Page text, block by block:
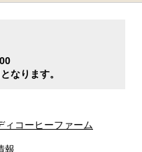
なります。
ィコーヒーファーム
報